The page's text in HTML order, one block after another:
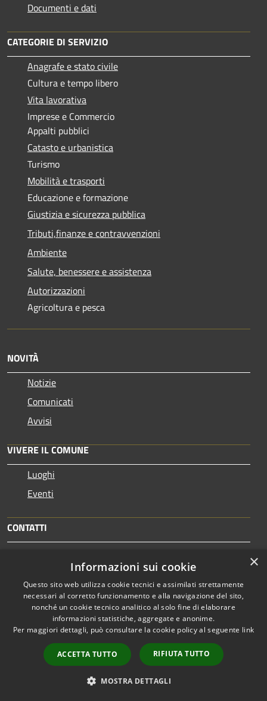
Documenti e dati
CATEGORIE DI SERVIZIO
Anagrafe e stato civile
Cultura e tempo libero
Vita lavorativa
Imprese e Commercio
Appalti pubblici
Catasto e urbanistica
Turismo
Mobilità e trasporti
Educazione e formazione
Giustizia e sicurezza pubblica
Tributi,finanze e contravvenzioni
Ambiente
Salute, benessere e assistenza
Autorizzazioni
Agricoltura e pesca
NOVITÀ
Notizie
Comunicati
Avvisi
VIVERE IL COMUNE
Luoghi
Eventi
CONTATTI
Comune di Pieve Emanuele
Via Viquarterio 1 - 20072 Pieve Emanuele (MI)
Codice Fiscale: 80104290152
Partita IVA: 04239310156
Codice Istat: 015173
protocollo@pec.comune.pieveemanuele.mi.it
Centralino Unico: +39 02 907881
FAX: +39 02 90788208
×
Informazioni sui cookie
Questo sito web utilizza cookie tecnici e assimilati strettamente
necessari al corretto funzionamento e alla navigazione del sito,
nonché un cookie tecnico analitico al solo fine di elaborare
informazioni statistiche, aggregate e anonime.
Per maggiori dettagli, può consultare la cookie policy al seguente link
ACCETTA TUTTO RIFIUTA TUTTO
MOSTRA DETTAGLI